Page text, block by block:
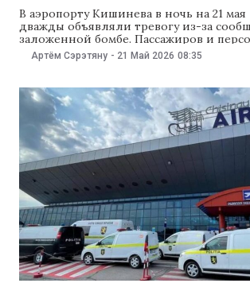
В аэропорту Кишинева в ночь на 21 мая
дважды объявляли тревогу из-за
заложенной бомбе. Пассажиров и
эвакуировали из здания. Как сообщили
Пограничной полиции, специалисты
возобновил работу. По данным
полиции, первое сообщение о
поступило в 00:31, второе — в 04:33.
Артём Сэрэтяну - 21 Май 2026 08:35